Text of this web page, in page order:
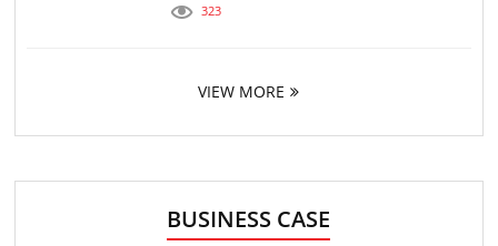
323
VIEW MORE
BUSINESS CASE